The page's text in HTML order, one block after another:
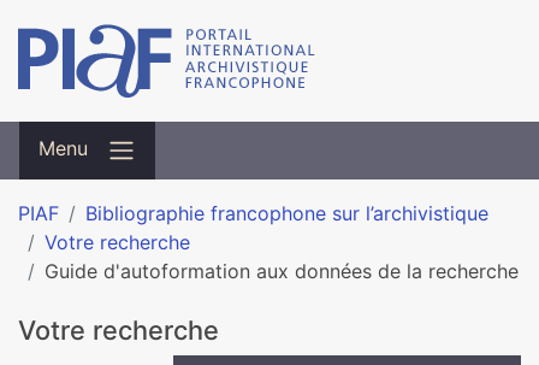
Menu
PIAF
Bibliographie francophone sur l’archivistique
Votre recherche
Guide d'autoformation aux données de la recherche
Votre recherche